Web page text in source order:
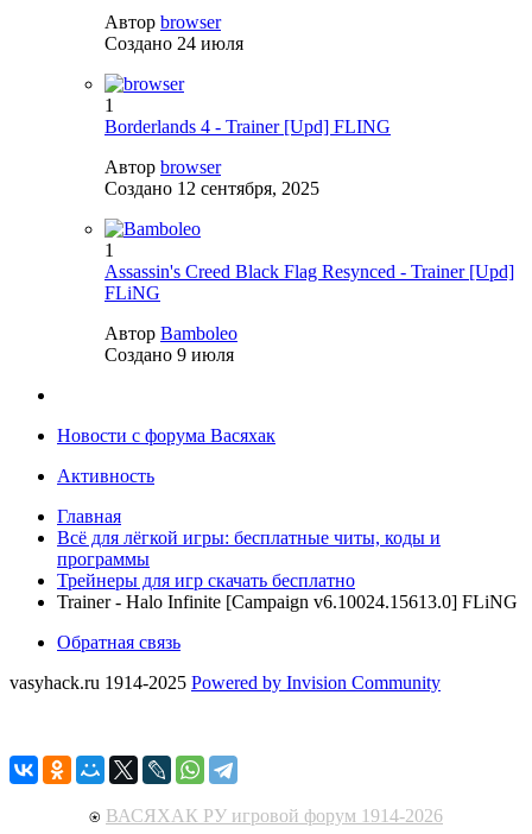
Автор browser
Создано 24 июля
1
Borderlands 4 - Trainer [Upd] FLING
Автор browser
Создано 12 сентября, 2025
1
Assassin's Creed Black Flag Resynced - Trainer [Upd]
FLiNG
Автор Bamboleo
Создано 9 июля
Новости с форума Васяхак
Активность
Главная
Всё для лёгкой игры: бесплатные читы, коды и
программы
Трейнеры для игр скачать бесплатно
Trainer - Halo Infinite [Campaign v6.10024.15613.0] FLiNG
Обратная связь
vasyhack.ru 1914-2025 Powered by Invision Community
⍟ ВАСЯХАК РУ игровой форум 1914-2026